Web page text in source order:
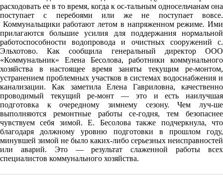
расходовать ее в то время, когда к ос-тальным односельчанам она
поступает с перебоями или же не поступает вовсе.
Коммунальщики работают летом в напряженном режиме. Ими
прилагаются большие усилия для поддержания нормальной
работоспособности водопровода и очистных сооружений с.
Эльхотово. Как сообщила генеральный директор ООО
«Коммунальник» Елена Бесолова, работники коммунального
хозяйства в настоящее время заняты текущим ре-монтом,
устранением проблемных участков в системах водоснабжения и
канализации. Как заметила Елена Гавриловна, качественно
проводимый текущий ре-монт — это и есть наилучшая
подготовка к очередному зимнему сезону. Чем луч-ше
выполняются ремонтные работы се-годня, тем безопаснее
чувствуем себя зимой. Е. Бесолова также подчеркнула, что
благодаря должному уровню подготовки в прошлом году,
минувшей зимой не было каких-либо серьезных неисправностей
или аварий. Это — результат слаженной работы всех
специалистов коммунального хозяйства.